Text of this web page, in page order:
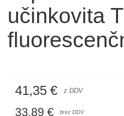
učinkovita
41,35 € z DDV
33,89 € brez DDV